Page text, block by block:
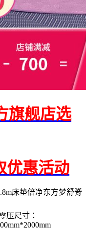
旗舰店选
优惠活动
床垫倍净东方梦舒脊
压尺寸：